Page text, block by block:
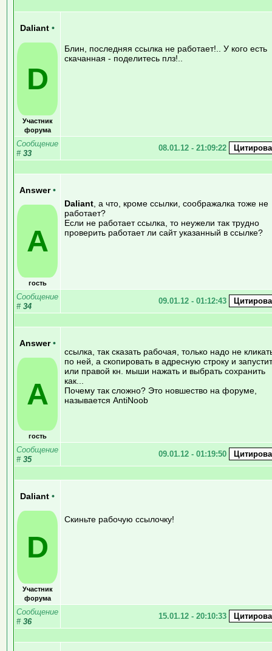
Daliant •
D
Участник
форума
Блин, последняя ссылка не работает!.. У кого есть
скачанная - поделитесь плз!..
Сообщение
# 33
08.01.12 - 21:09:22
Answer •
A
гость
Daliant , а что, кроме ссылки, соображалка тоже не
работает?
Если не работает ссылка, то неужели так трудно
проверить работает ли сайт указанный в ссылке?
Сообщение
# 34
09.01.12 - 01:12:43
Answer •
A
гость
ссылка, так сказать рабочая, только надо не
по ней, а скопировать в адресную строку и
или правой кн. мыши нажать и выбрать сохранить
как...
Почему так сложно? Это новшество на форуме,
называется AntiNoob
Сообщение
# 35
09.01.12 - 01:19:50
Daliant •
D
Участник
форума
Скиньте рабочую ссылочку!
Сообщение
# 36
15.01.12 - 20:10:33